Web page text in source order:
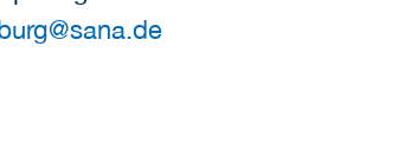
@sana.de